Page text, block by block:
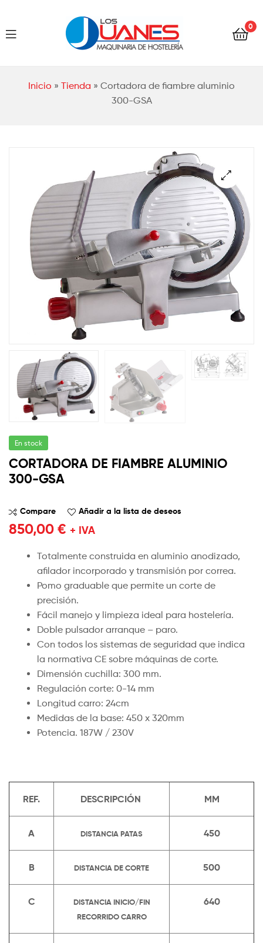
Los
0
Inicio » Tienda » Cortadora de fiambre aluminio
300-GSA
Los
En stock
CORTADORA DE FIAMBRE ALUMINIO
300-GSA
Compare Añadir a la lista de deseos
850,00 € + IVA
Totalmente construida en aluminio anodizado,
afilador incorporado y transmisión por correa.
Pomo graduable que permite un corte de
precisión.
Fácil manejo y limpieza ideal para hostelería.
Doble pulsador arranque – paro.
Con todos los sistemas de seguridad que indica
la normativa CE sobre máquinas de corte.
Dimensión cuchilla: 300 mm.
Regulación corte: 0-14 mm
Longitud carro: 24cm
Medidas de la base: 450 x 320mm
Potencia. 187W / 230V
REF. DESCRIPCIÓN MM
A DISTANCIA PATAS 450
B DISTANCIA DE CORTE 500
C
DISTANCIA INICIO/FIN
RECORRIDO CARRO
640